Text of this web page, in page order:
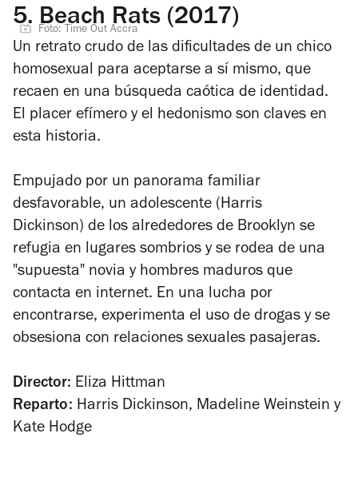
5. Beach Rats (2017)
Foto: Time Out Accra
Un retrato crudo de las dificultades de un chico
homosexual para aceptarse a sí mismo, que
recaen en una búsqueda caótica de identidad.
El placer efímero y el hedonismo son claves en
esta historia.
Empujado por un panorama familiar
desfavorable, un adolescente (Harris
Dickinson) de los alrededores de Brooklyn se
refugia en lugares sombrios y se rodea de una
"supuesta" novia y hombres maduros que
contacta en internet. En una lucha por
encontrarse, experimenta el uso de drogas y se
obsesiona con relaciones sexuales pasajeras.
Director: Eliza Hittman
Reparto: Harris Dickinson, Madeline Weinstein y
Kate Hodge